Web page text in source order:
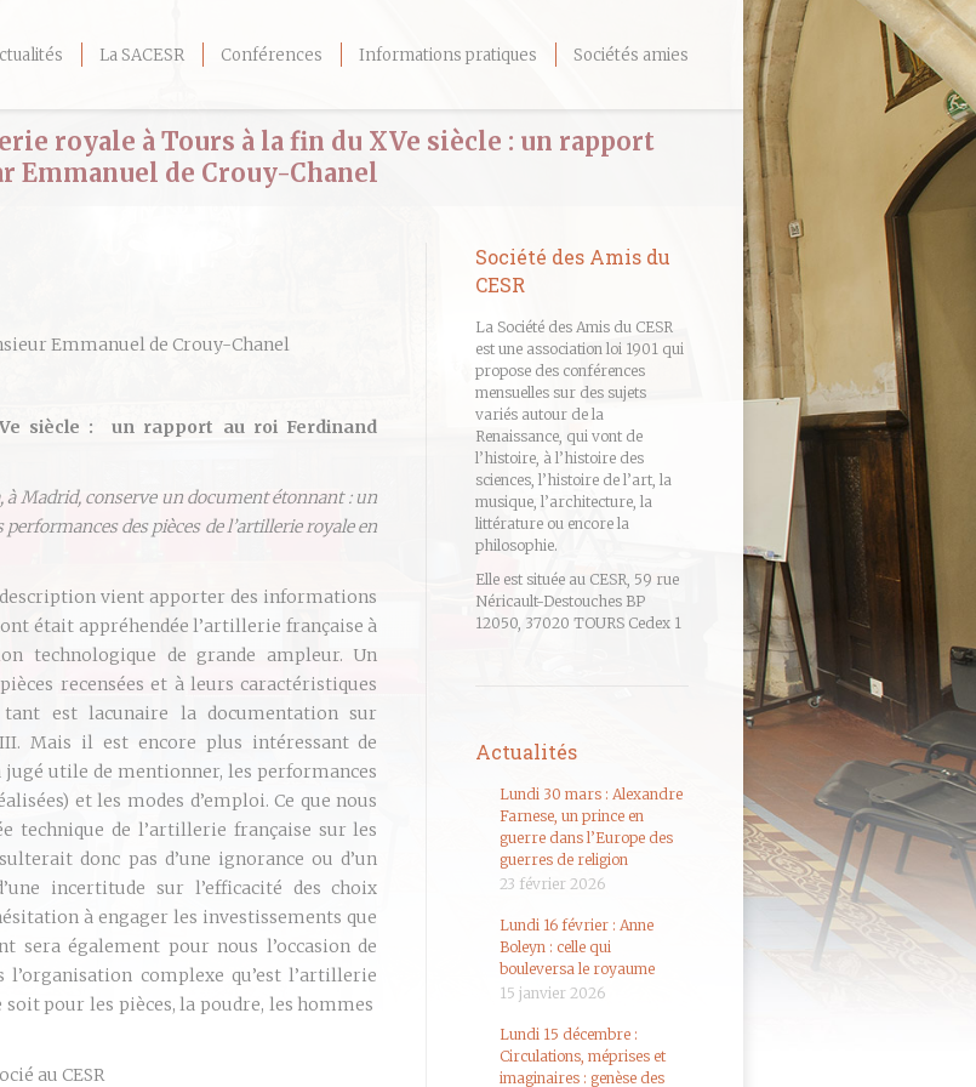
La SACESR Conférences Informations pratiques Sociétés amies
royale à Tours à la fin du XVe siècle : un rapport
Emmanuel de Crouy-Chanel
Emmanuel de Crouy-Chanel
siècle : un rapport au roi Ferdinand
à Madrid, conserve un document étonnant : un
des pièces de l’artillerie royale en
vient apporter des informations
était appréhendée l’artillerie française à
technologique de grande ampleur. Un
recensées et à leurs caractéristiques
est lacunaire la documentation sur
Mais il est encore plus intéressant de
utile de mentionner, les performances
et les modes d’emploi. Ce que nous
technique de l’artillerie française sur les
donc pas d’une ignorance ou d’un
incertitude sur l’efficacité des choix
à engager les investissements que
sera également pour nous l’occasion de
complexe qu’est l’artillerie
pour les pièces, la poudre, les hommes
au CESR
Société des Amis du
CESR
La Société des Amis du CESR
est une association loi 1901 qui
propose des conférences
mensuelles sur des sujets
variés autour de la
Renaissance, qui vont de
l’histoire, à l’histoire des
sciences, l’histoire de l’art, la
musique, l’architecture, la
littérature ou encore la
philosophie.
Elle est située au CESR, 59 rue
Néricault-Destouches BP
12050, 37020 TOURS Cedex 1
Actualités
Lundi 30 mars : Alexandre
Farnese, un prince en
guerre dans l’Europe des
guerres de religion
23 février 2026
Lundi 16 février : Anne
Boleyn : celle qui
bouleversa le royaume
15 janvier 2026
Lundi 15 décembre :
Circulations, méprises et
imaginaires : genèse des